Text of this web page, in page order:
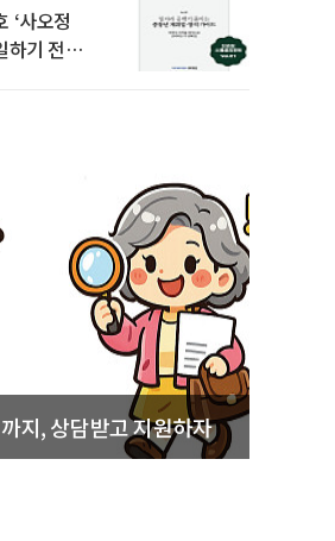
‘사오정
기 전략’
지, 상담받고 지원하자